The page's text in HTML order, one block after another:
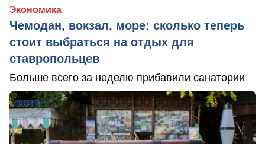
Экономика
Чемодан, вокзал, море: сколько теперь
стоит выбраться на отдых для
ставропольцев
Больше всего за неделю прибавили санатории